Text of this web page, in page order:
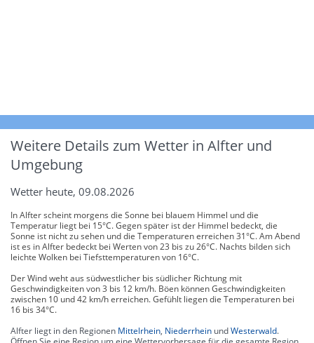
Weitere Details zum Wetter in Alfter und
Umgebung
Wetter heute, 09.08.2026
In Alfter scheint morgens die Sonne bei blauem Himmel und die
Temperatur liegt bei 15°C. Gegen später ist der Himmel bedeckt, die
Sonne ist nicht zu sehen und die Temperaturen erreichen 31°C. Am Abend
ist es in Alfter bedeckt bei Werten von 23 bis zu 26°C. Nachts bilden sich
leichte Wolken bei Tiefsttemperaturen von 16°C.
Der Wind weht aus südwestlicher bis südlicher Richtung mit
Geschwindigkeiten von 3 bis 12 km/h. Böen können Geschwindigkeiten
zwischen 10 und 42 km/h erreichen. Gefühlt liegen die Temperaturen bei
16 bis 34°C.
Alfter liegt in den Regionen Mittelrhein, Niederrhein undWesterwald.